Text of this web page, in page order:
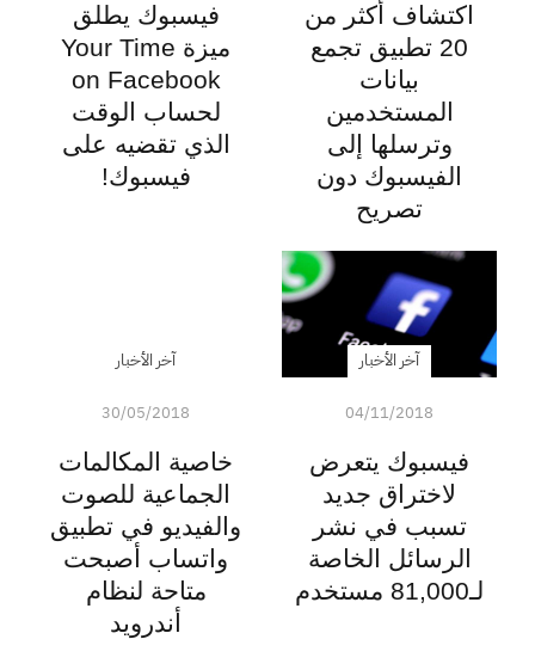
اكتشاف أكثر من
20 تطبيق تجمع
بيانات
المستخدمين
وترسلها إلى
الفيسبوك دون
تصريح
فيسبوك يطلق
ميزة Your Time
on Facebook
لحساب الوقت
الذي تقضيه على
فيسبوك!
آخر الأخبار
04/11/2018
فيسبوك يتعرض
لاختراق جديد
تسبب في نشر
الرسائل الخاصة
لـ81,000 مستخدم
آخر الأخبار
30/05/2018
خاصية المكالمات
الجماعية للصوت
والفيديو في تطبيق
واتساب أصبحت
متاحة لنظام
أندرويد